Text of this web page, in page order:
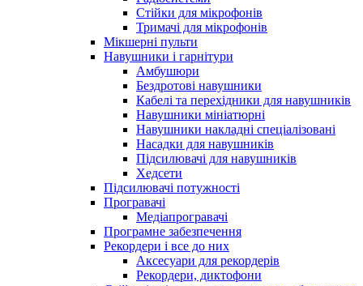
Стійки для мікрофонів
Тримачі для мікрофонів
Мікшерні пульти
Навушники і гарнітури
Амбушюри
Бездротові навушники
Кабелі та перехідники для навушників
Навушники мініатюрні
Навушники накладні спеціалізовані
Насадки для навушників
Підсилювачі для навушників
Хедсети
Підсилювачі потужності
Програвачі
Медіапрогравачі
Програмне забезпечення
Рекордери і все до них
Аксесуари для рекордерів
Рекордери, диктофони